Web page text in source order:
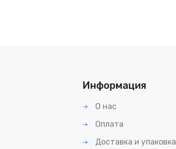
Информация
О нас
Оплата
Доставка и упаковка